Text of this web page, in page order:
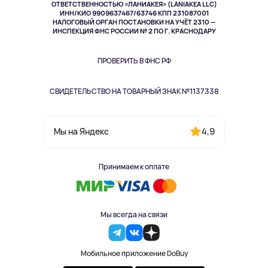
ОТВЕТСТВЕННОСТЬЮ «ЛАНИАКЕЯ» (LANIAKEA LLC)
ИНН/КИО 9909637467/63746 КПП 231087001
НАЛОГОВЫЙ ОРГАН ПОСТАНОВКИ НА УЧЁТ 2310 —
ИНСПЕКЦИЯ ФНС РОССИИ № 2 ПО Г. КРАСНОДАРУ
ПРОВЕРИТЬ В ФНС РФ
СВИДЕТЕЛЬСТВО НА ТОВАРНЫЙ ЗНАК №1137338
Мы на Яндекс 4,9
Принимаем к оплате
Мы всегда на связи
Мобильное приложение DoBuy
Здоровье питомцев
Одежда и аксессуары